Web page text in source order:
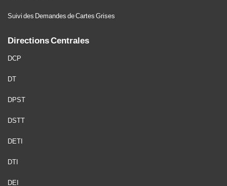
Suivi des Demandes de Cartes Grises
Directions Centrales
DCP
DT
DPST
DSTT
DETI
DTI
DEI